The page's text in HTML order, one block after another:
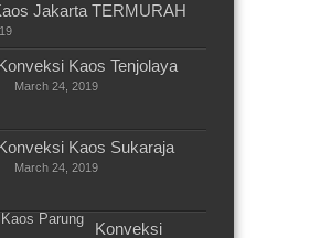
Jakarta TERMURAH
Kaos Tenjolaya
March 24, 2019
Kaos Sukaraja
March 24, 2019
Konveksi